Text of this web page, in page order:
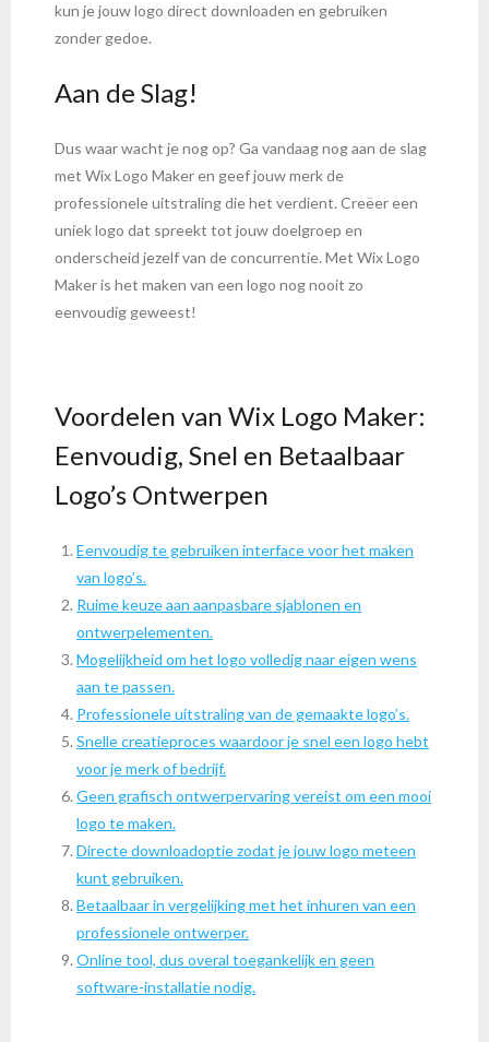
kun je jouw logo direct downloaden en gebruiken
zonder gedoe.
Aan de Slag!
Dus waar wacht je nog op? Ga vandaag nog aan de slag
met Wix Logo Maker en geef jouw merk de
professionele uitstraling die het verdient. Creëer een
uniek logo dat spreekt tot jouw doelgroep en
onderscheid jezelf van de concurrentie. Met Wix Logo
Maker is het maken van een logo nog nooit zo
eenvoudig geweest!
Voordelen van Wix Logo Maker:
Eenvoudig, Snel en Betaalbaar
Logo’s Ontwerpen
Eenvoudig te gebruiken interface voor het maken
van logo’s.
Ruime keuze aan aanpasbare sjablonen en
ontwerpelementen.
Mogelijkheid om het logo volledig naar eigen wens
aan te passen.
Professionele uitstraling van de gemaakte logo’s.
Snelle creatieproces waardoor je snel een logo hebt
voor je merk of bedrijf.
Geen grafisch ontwerpervaring vereist om een mooi
logo te maken.
Directe downloadoptie zodat je jouw logo meteen
kunt gebruiken.
Betaalbaar in vergelijking met het inhuren van een
professionele ontwerper.
Online tool, dus overal toegankelijk en geen
software-installatie nodig.